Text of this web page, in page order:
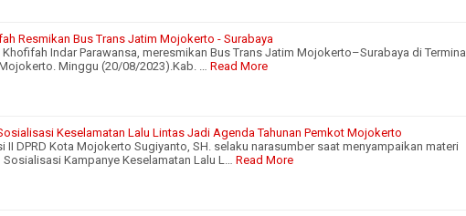
Resmikan Bus Trans Jatim Mojokerto - Surabaya
Indar Parawansa, meresmikan Bus Trans Jatim Mojokerto–Surabaya di Terminal
Minggu (20/08/2023).Kab. … Read More
Keselamatan Lalu Lintas Jadi Agenda Tahunan Pemkot Mojokerto
II DPRD Kota Mojokerto Sugiyanto, SH. selaku narasumber saat menyampaikan materi
Kampanye Keselamatan Lalu L… Read More